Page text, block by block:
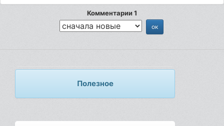
Комментарии 1
Полезное